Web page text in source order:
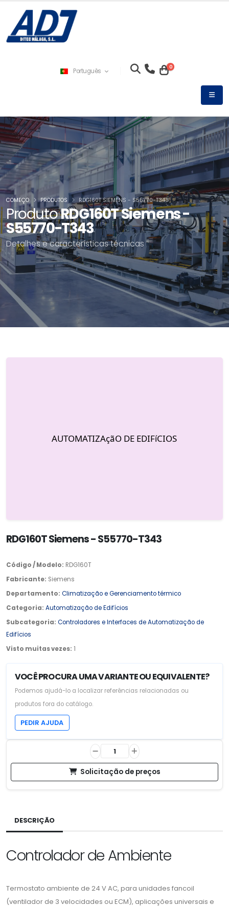
Português 0
ProdutoRDG160T Siemens -
S55770-T343
Detalhes e características técnicas
COMEÇO PRODUTOS RDG160T SIEMENS - S55770-T343
RDG160T Siemens - S55770-T343
Código / Modelo: RDG160T
Fabricante: Siemens
Departamento: Climatização e Gerenciamento térmico
Categoria: Automatização de Edifícios
Subcategoria: Controladores e Interfaces de Automatização de
Edifícios
Visto muitas vezes: 1
VOCÊ PROCURA UMA VARIANTE OU EQUIVALENTE?
Podemos ajudá-lo a localizar referências relacionadas ou
produtos fora do catálogo.
PEDIR AJUDA
Solicitação de preços
DESCRIÇÃO
Controlador de Ambiente
Termostato ambiente de 24 V AC, para unidades fancoil
(ventilador de 3 velocidades ou ECM), aplicações universais e